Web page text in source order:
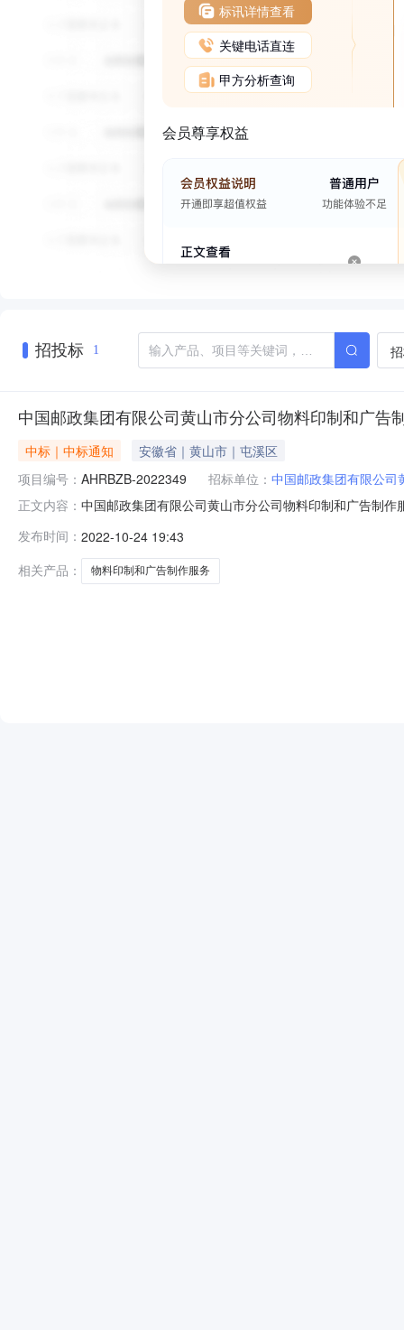
标讯详情查看
关键电话直连
甲方分析查询
会员尊享权益
招投标 1
中国邮政集团有限公司黄山市分公司物料印制和广告
中标｜中标通知
安徽省｜黄山市｜屯溪区
项目编号： AHRBZB-2022349 招标单位： 中国邮政集团有限公司
正文内容： 中国邮政集团有限公司黄山市分公司物料印制和广告制
有限公司二包：黄山市古徽印象文化传媒有限公司三包
邦广告中心公示时
发布时间： 2022-10-24 19:43
相关产品：
物料印制和广告制作服务